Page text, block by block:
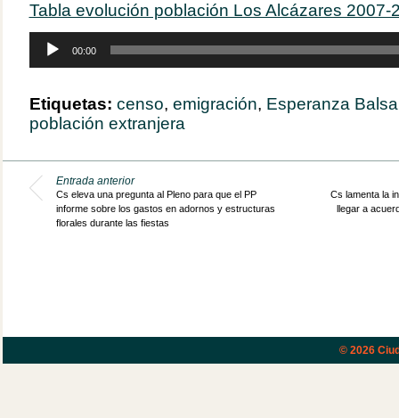
Tabla evolución población Los Alcázares 2007-
Reproductor
audio
00:00
Etiquetas: censo, emigración, Esperanza
población extranjera
Entrada anterior
Cs eleva una pregunta al Pleno para que el PP
informe sobre los gastos en adornos y estructuras
florales durante las fiestas
Cs lamenta la
llegar a
© 2026